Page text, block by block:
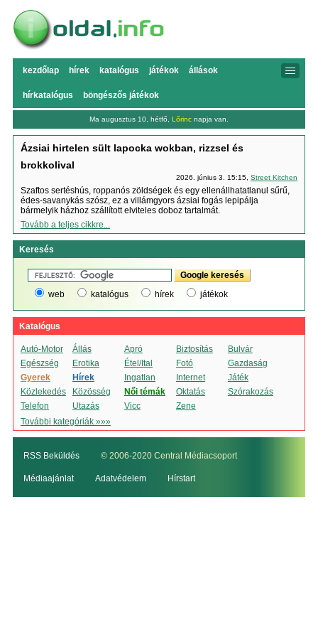
kezdőlap hírek katalógus játékok állások
hírkatalógus böngészős játékok
Ma augusztus 10, hétfő, Lőrinc napja van.
Ázsiai hirtelen sült lapocka wokban, rizzsel és
brokkolival
2026. június 3. 15:15,Street Kitchen
Szaftos sertéshús, roppanós zöldségek és egy ellenállhatatlanul sűrű,
édes-savanykás szósz, ez a villámgyors ázsiai fogás lepipálja
bármelyik házhoz szállított elviteles doboz tartalmát.
Tovább a teljes cikkre...
Keresés
web katalógus hírek játékok
Katalógus
Autó-Motor Állás Apró Biztosítás
Bulvár
Egészség
Erotika Étel/Ital Fotó
Gazdaság
Gyerek
Hírek Ingatlan Internet
Játék
Közlekedés
Közösség Női témák Oktatás
Szórakozás
Telefon
Utazás Vicc
Zene
További kategóriák »»»
RSS Beküldés © 2006-2020 Central Médiacsoport
Médiaajánlat Adatvédelem Hírstart